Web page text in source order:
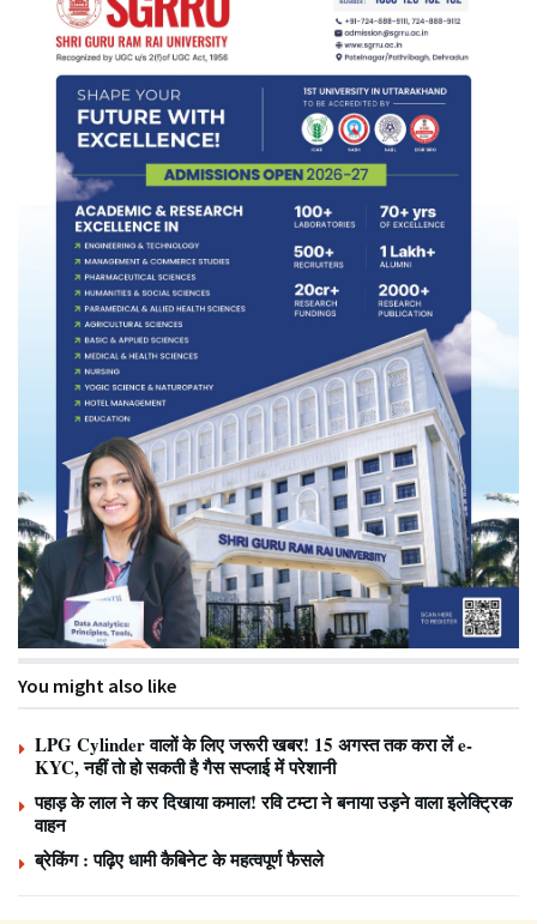
You might also like
LPG Cylinder वालों के लिए जरूरी खबर! 15 अगस्त तक करा लें e-
KYC, नहीं तो हो सकती है गैस सप्लाई में परेशानी
पहाड़ के लाल ने कर दिखाया कमाल! रवि टम्टा ने बनाया उड़ने वाला इलेक्ट्रिक
वाहन
ब्रेकिंग : पढ़िए धामी कैबिनेट के महत्वपूर्ण फैसले